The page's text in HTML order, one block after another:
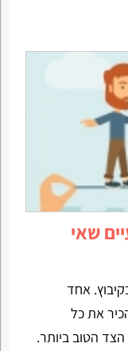
שאי
אחד
את כל
הטוב ביותר.